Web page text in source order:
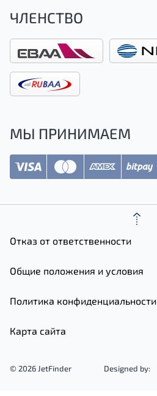
ЧЛЕНСТВО
МЫ ПРИНИМАЕМ
Отказ от ответственности
Общие положения и условия
Политика конфиденциальности
Карта сайта
© 2026 JetFinder Designed by: